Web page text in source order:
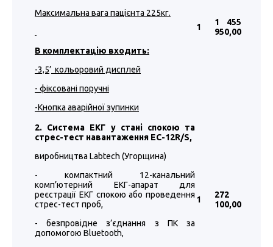
Максимальна вага пацієнта 225кг.
В комплектацію входить:
-3,5’ кольоровий дисплей
- фіксовані поручні
-Кнопка аварійної зупинки
1
1 455
950,00
2. Система ЕКГ у стані спокою та
стрес-тест навантаження EC-12R/S,
виробництва Labtech (Угорщина)
- компактний 12-канальний
комп’ютерний ЕКГ-апарат для
реєстрації ЕКГ спокою або проведення
стрес-тест проб,
- безпровідне з’єднання з ПК за
допомогою Bluetooth,
1
272
100,00